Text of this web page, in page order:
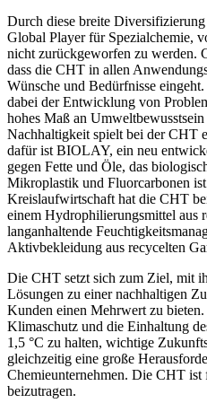
Durch diese breite
Global Player für Spezialchemie,
nicht zurückgeworfen zu werden.
dass die CHT in allen
Wünsche und Bedürfnisse
dabei der Entwicklung von
hohes Maß an Umweltbewusstsein
Nachhaltigkeit spielt bei der CHT
dafür ist BIOLAY, ein neu
gegen Fette und Öle, das
Mikroplastik und Fluorcarbonen
Kreislaufwirtschaft hat die CHT
einem Hydrophilierungsmittel aus
langanhaltende
Aktivbekleidung aus recycelten
Die CHT setzt sich zum Ziel, mit
Lösungen zu einer nachhaltigen
Kunden einen Mehrwert zu
Klimaschutz und die Einhaltung
1,5 °C zu halten, wichtige
gleichzeitig eine große
Chemieunternehmen. Die CHT ist
beizutragen.